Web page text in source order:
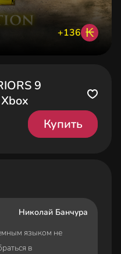
+136 ₭
9
Купить
Николай Банчура
языком не
в